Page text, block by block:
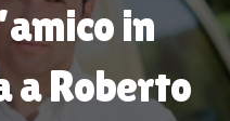
in
Roberto